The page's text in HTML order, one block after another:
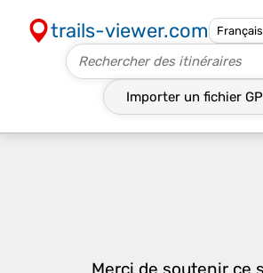
trails-viewer.com
Importer un fichier